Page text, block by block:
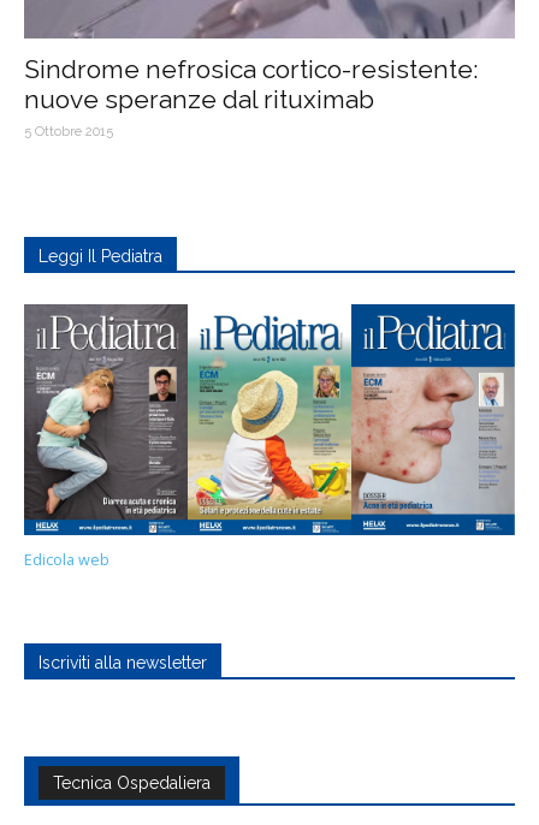
Sindrome nefrosica cortico-resistente:
nuove speranze dal rituximab
5 Ottobre 2015
Leggi Il Pediatra
Edicola web
Iscriviti alla newsletter
Tecnica Ospedaliera